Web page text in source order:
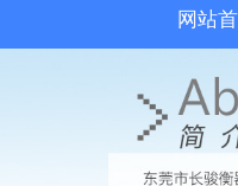
网站